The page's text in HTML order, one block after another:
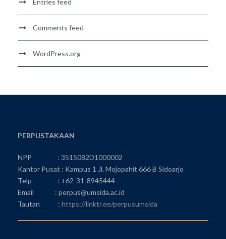
Entries feed
Comments feed
WordPress.org
PERPUSTAKAAN
NPP : 3515082D1000002
Kantor Pusat : Kampus 1 Jl. Mojopahit 666 B Sidoarjo
Telp : +62-31-8945444
Email : perpus@umsida.ac.id
Tautan : https://linktr.ee/perpusumsida